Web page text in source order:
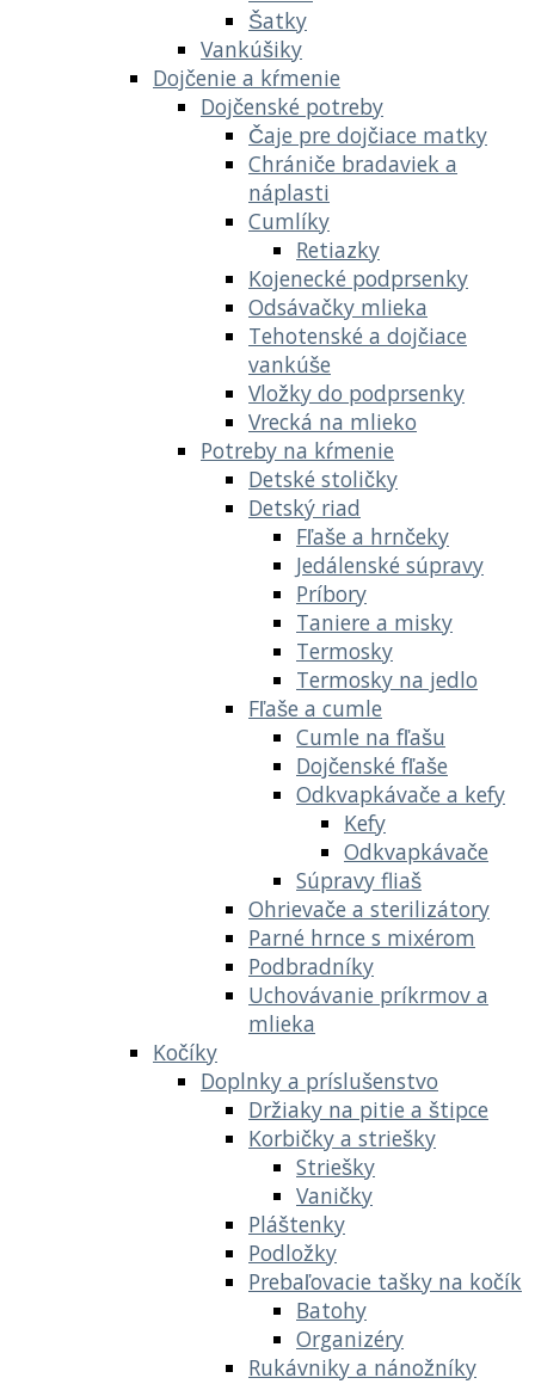
Šatky
Vankúšiky
Dojčenie a kŕmenie
Dojčenské potreby
Čaje pre dojčiace matky
Chrániče bradaviek a
náplasti
Cumlíky
Retiazky
Kojenecké podprsenky
Odsávačky mlieka
Tehotenské a dojčiace
vankúše
Vložky do podprsenky
Vrecká na mlieko
Potreby na kŕmenie
Detské stoličky
Detský riad
Fľaše a hrnčeky
Jedálenské súpravy
Príbory
Taniere a misky
Termosky
Termosky na jedlo
Fľaše a cumle
Cumle na fľašu
Dojčenské fľaše
Odkvapkávače a kefy
Kefy
Odkvapkávače
Súpravy fliaš
Ohrievače a sterilizátory
Parné hrnce s mixérom
Podbradníky
Uchovávanie príkrmov a
mlieka
Kočíky
Doplnky a príslušenstvo
Držiaky na pitie a štipce
Korbičky a striešky
Striešky
Vaničky
Pláštenky
Podložky
Prebaľovacie tašky na kočík
Batohy
Organizéry
Rukávniky a nánožníky